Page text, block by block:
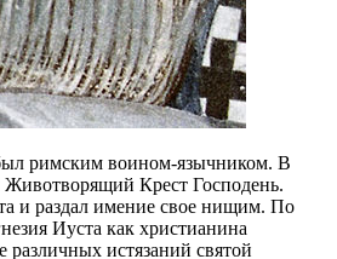
римским воином-язычником. В
Крест Господень.
и раздал имение свое нищим. По
Иуста как христианина
различных истязаний святой